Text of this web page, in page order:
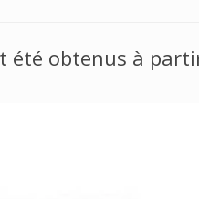
été obtenus à